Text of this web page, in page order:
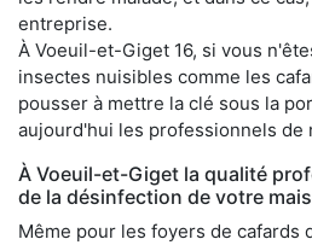
entreprise.
À Voeuil-et-Giget 16, si vous
insectes nuisibles comme les
pousser à mettre la clé sous la
aujourd'hui les professionnels de
À Voeuil-et-Giget la qualité
de la désinfection de votre
Même pour les foyers de cafards